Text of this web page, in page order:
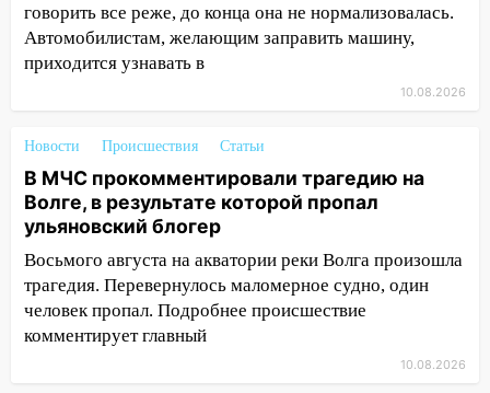
09:10 Соцсети: на Московском шоссе в
Ульяновске произошла авария
08:02
07:00 Прохладная ночь и ветреный
день: прогноз погоды в Ульяновске 10
августа
06:00 Как разрушительный ураган,
потопы и падающие деревья
парализовали Ульяновскую область: ЧП
за выходные
говорить все реже, до конца она не нормализовалась.
Автомобилистам, желающим заправить машину,
приходится узнавать в
10.08.2026
Новости Происшествия Статьи
В МЧС прокомментировали трагедию на
Волге, в результате которой пропал
ульяновский блогер
Восьмого августа на акватории реки Волга произошла
трагедия. Перевернулось маломерное судно, один
человек пропал. Подробнее происшествие
комментирует главный
10.08.2026